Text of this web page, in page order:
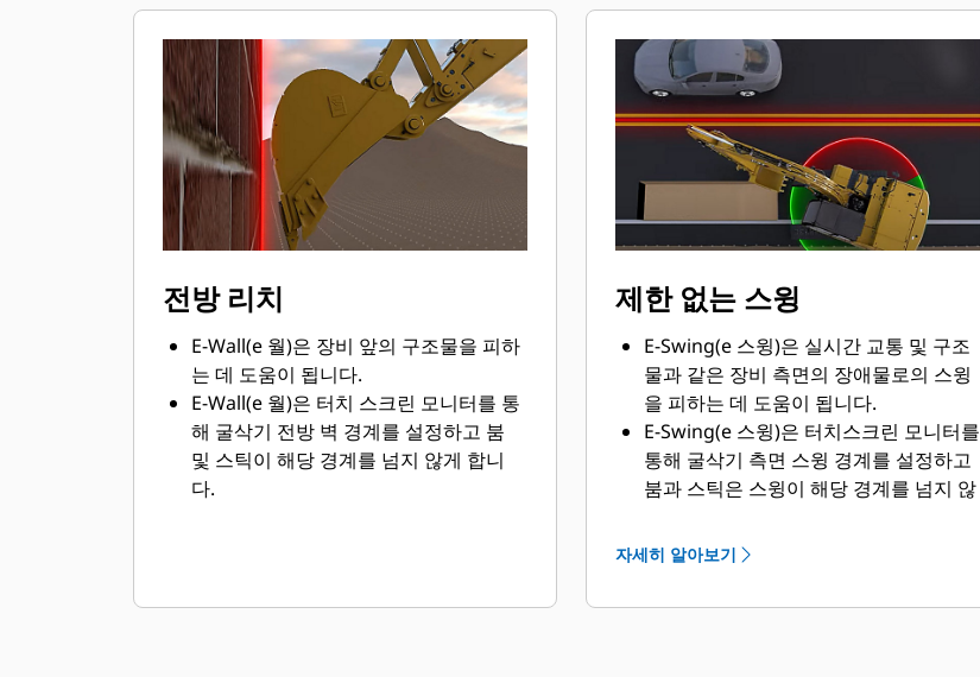
전방 리치
E-Wall(e 월)은 장비 앞의 구조물을 피하
는 데 도움이 됩니다.
E-Wall(e 월)은 터치 스크린 모니터를 통
해 굴삭기 전방 벽 경계를 설정하고 붐
및 스틱이 해당 경계를 넘지 않게 합니
다.
제한 없는 스윙
E-Swing(e 스윙)은 실시간 교통 및 구조
물과 같은 장비 측면의 장애물로의 스윙
을 피하는 데 도움이 됩니다.
E-Swing(e 스윙)은 터치스크린 모니터를
통해 굴삭기 측면 스윙 경계를 설정하고
붐과 스틱은 스윙이 해당 경계를 넘지 않
자세히 알아보기